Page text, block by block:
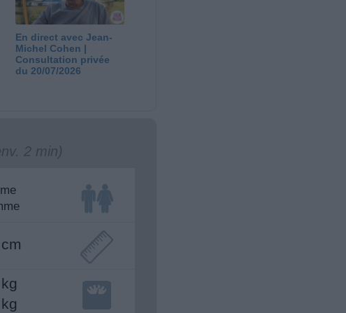
En direct avec Jean-
Michel Cohen |
Consultation privée
du 20/07/2026
2 min)
cm
kg
kg